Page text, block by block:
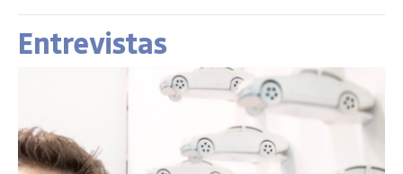
Entrevistas